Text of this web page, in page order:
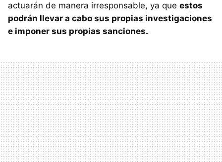
actuarán de manera irresponsable, ya que estos
podrán llevar a cabo sus propias investigaciones
e imponer sus propias sanciones.